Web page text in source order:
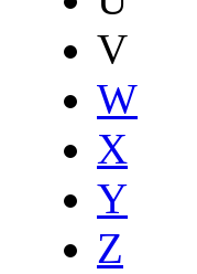
V
W
X
Y
Z